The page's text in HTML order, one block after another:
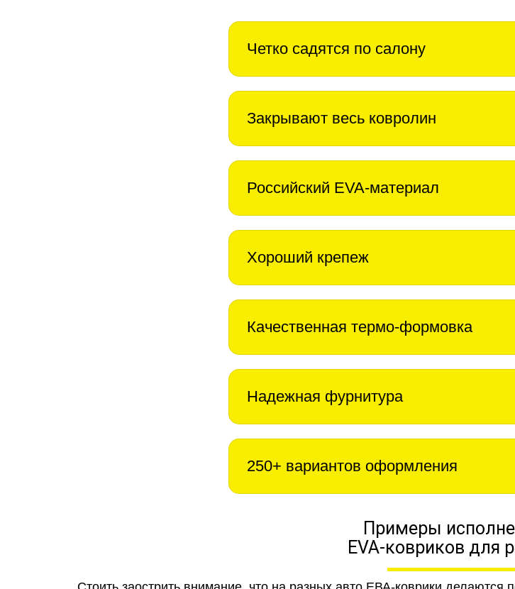
Четко садятся по салону
Закрывают весь ковролин
Российский EVA-материал
Хороший крепеж
Качественная термо-формовка
Надежная фурнитура
250+ вариантов оформления
Примеры
EVA-ковриков для